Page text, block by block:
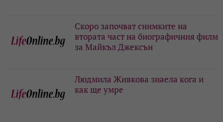
Скоро започват снимките на
втората част на биографичния филм
за Майкъл Джексън
Людмила Живкова знаела кога и
как ще умре